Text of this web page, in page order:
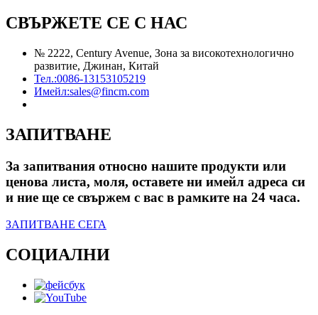
СВЪРЖЕТЕ СЕ С НАС
№ 2222, Century Avenue, Зона за високотехнологично
развитие, Джинан, Китай
Тел.:0086-13153105219
Имейл:sales@fincm.com
ЗАПИТВАНЕ
За запитвания относно нашите продукти или
ценова листа, моля, оставете ни имейл адреса си
и ние ще се свържем с вас в рамките на 24 часа.
ЗАПИТВАНЕ СЕГА
СОЦИАЛНИ